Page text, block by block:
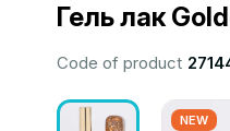
Гель лак
Code of product
NEW